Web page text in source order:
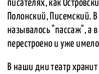
писателях, как
Полонский, Писемский.
называлось "пассаж", а
перестроено и уже
В наши дни театр